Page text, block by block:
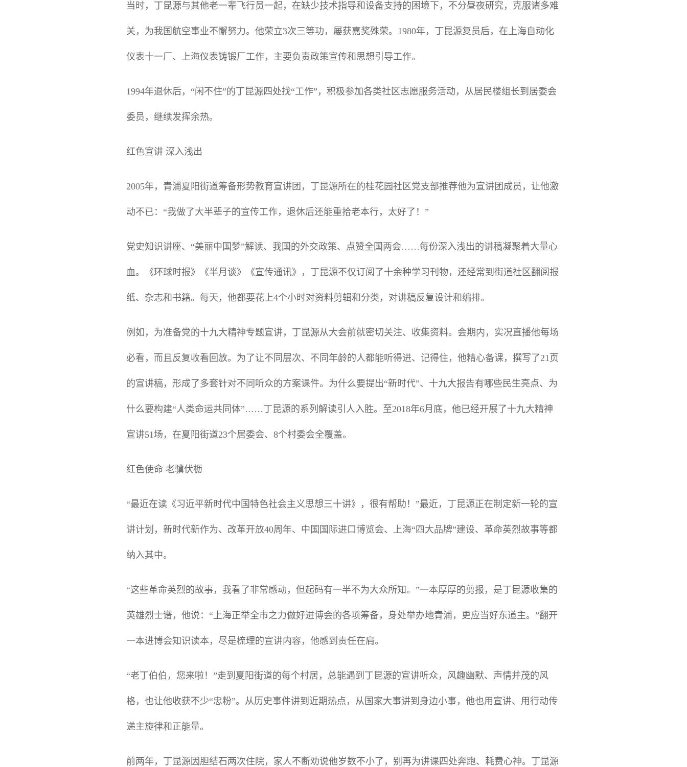
当时，丁昆源与其他老一辈飞行员一起，在缺少技术指导和设备支持的困境下，不分昼夜研究，克服诸多难
关，为我国航空事业不懈努力。他荣立3次三等功，屡获嘉奖殊荣。1980年，丁昆源复员后，在上海自动化
仪表十一厂、上海仪表铸锻厂工作，主要负责政策宣传和思想引导工作。
1994年退休后，“闲不住”的丁昆源四处找“工作”，积极参加各类社区志愿服务活动，从居民楼组长到居委会
委员，继续发挥余热。
红色宣讲 深入浅出
2005年，青浦夏阳街道筹备形势教育宣讲团，丁昆源所在的桂花园社区党支部推荐他为宣讲团成员，让他激
动不已：“我做了大半辈子的宣传工作，退休后还能重拾老本行，太好了！”
党史知识讲座、“美丽中国梦”解读、我国的外交政策、点赞全国两会……每份深入浅出的讲稿凝聚着大量心
血。《环球时报》《半月谈》《宣传通讯》，丁昆源不仅订阅了十余种学习刊物，还经常到街道社区翻阅报
纸、杂志和书籍。每天，他都要花上4个小时对资料剪辑和分类，对讲稿反复设计和编排。
例如，为准备党的十九大精神专题宣讲，丁昆源从大会前就密切关注、收集资料。会期内，实况直播他每场
必看，而且反复收看回放。为了让不同层次、不同年龄的人都能听得进、记得住，他精心备课，撰写了21页
的宣讲稿，形成了多套针对不同听众的方案课件。为什么要提出“新时代”、十九大报告有哪些民生亮点、为
什么要构建“人类命运共同体”……丁昆源的系列解读引人入胜。至2018年6月底，他已经开展了十九大精神
宣讲51场，在夏阳街道23个居委会、8个村委会全覆盖。
红色使命 老骥伏枥
“最近在读《习近平新时代中国特色社会主义思想三十讲》，很有帮助！”最近，丁昆源正在制定新一轮的宣
讲计划，新时代新作为、改革开放40周年、中国国际进口博览会、上海“四大品牌”建设、革命英烈故事等都
纳入其中。
“这些革命英烈的故事，我看了非常感动，但起码有一半不为大众所知。”一本厚厚的剪报，是丁昆源收集的
英雄烈士谱，他说：“上海正举全市之力做好进博会的各项筹备，身处举办地青浦，更应当好东道主。”翻开
一本进博会知识读本，尽是梳理的宣讲内容，他感到责任在肩。
“老丁伯伯，您来啦！”走到夏阳街道的每个村居，总能遇到丁昆源的宣讲听众，风趣幽默、声情并茂的风
格，也让他收获不少“忠粉”。从历史事件讲到近期热点，从国家大事讲到身边小事，他也用宣讲、用行动传
递主旋律和正能量。
前两年，丁昆源因胆结石两次住院，家人不断劝说他岁数不小了，别再为讲课四处奔跑、耗费心神。丁昆源